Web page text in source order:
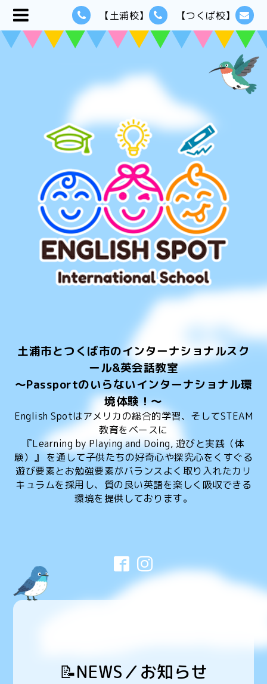
【つくば校】
【土浦校】
土浦市とつくば市のインターナショナルスク
ール&英会話教室
～Passportのいらないインターナショナル環
境体験！～
English Spotはアメリカの総合的学習、そしてSTEAM
教育をベースに
『Learning by Playing and Doing, 遊びと実践（体
験）』 を通して子供たちの好奇心や探究心をくすぐる
遊び要素とお勉強要素がバランスよく取り入れたカリ
キュラムを採用し、質の良い英語を楽しく吸収できる
環境を提供しております。
📝NEWS／お知らせ